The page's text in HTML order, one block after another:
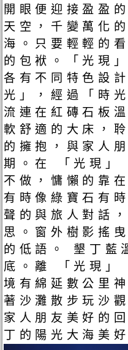
開眼便迎接盈盈
天空，千變萬化
海。只要輕輕的
的包袱。「光現
各有不同特色設
光」，經過「時
流連在紅磚石板
軟舒適的大床，
的擁抱，與家人
期。在 「光現」
不做，慵懶的靠
有時像綠寶石有
聲的與旅人對話
思。窗外樹影搖
的低語。 墾丁藍
底。離 「光現」
境有綿延數公里
著沙灘散步玩沙
家人朋友美好的
丁的陽光大海美